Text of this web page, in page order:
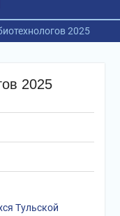
2025
2025
Тульской